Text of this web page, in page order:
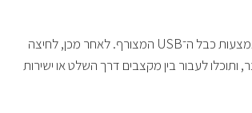
יש להטעין את הביצה למשך כ־60 דקות באמצעות כבל ה־USB המצורף. לאחר מכן, לחיצה
לעבור בין מקצבים דרך השלט או ישירות